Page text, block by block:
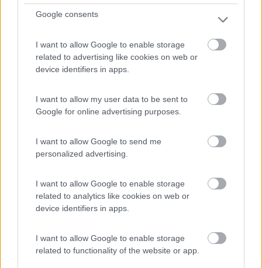
Google consents
I want to allow Google to enable storage
related to advertising like cookies on web or
device identifiers in apps.
I want to allow my user data to be sent to
Google for online advertising purposes.
I want to allow Google to send me
personalized advertising.
I want to allow Google to enable storage
related to analytics like cookies on web or
device identifiers in apps.
I want to allow Google to enable storage
related to functionality of the website or app.
Agriturismo Vammartino Colella Sossio
Servizi / Posizione
L'azienda agrituristica si trova sulla strada regionale 8...
Pico (FR) - 14km